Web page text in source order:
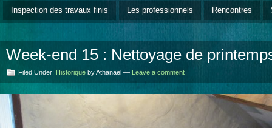
Inspection des travaux finis Les professionnels Rencontres
Week-end 15 : Nettoyage de
Filed Under: Historique by Athanael — Leave a comment